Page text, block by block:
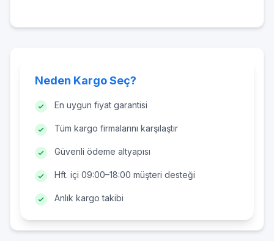
Neden Kargo Seç?
En uygun fiyat garantisi
Tüm kargo firmalarını karşılaştır
Güvenli ödeme altyapısı
Hft. içi 09:00–18:00 müşteri desteği
Anlık kargo takibi